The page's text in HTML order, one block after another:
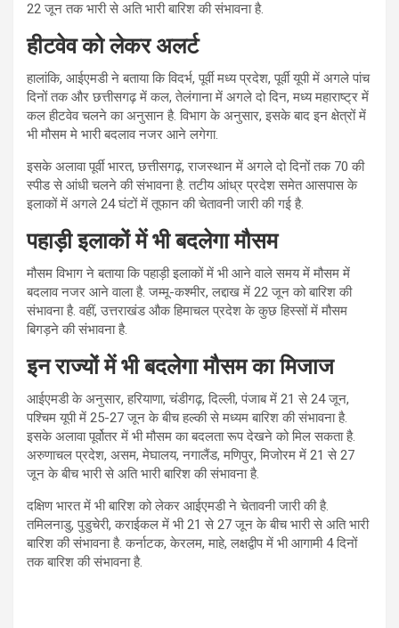
22 जून तक भारी से अति भारी बारिश की संभावना है.
हीटवेव को लेकर अलर्ट
हालांकि, आईएमडी ने बताया कि विदर्भ, पूर्वी मध्य प्रदेश, पूर्वी यूपी में अगले पांच
दिनों तक और छत्तीसगढ़ में कल, तेलंगाना में अगले दो दिन, मध्य महाराष्ट्र में
कल हीटवेव चलने का अनुसान है. विभाग के अनुसार, इसके बाद इन क्षेत्रों में
भी मौसम मे भारी बदलाव नजर आने लगेगा.
इसके अलावा पूर्वी भारत, छत्तीसगढ़, राजस्थान में अगले दो दिनों तक 70 की
स्पीड से आंधी चलने की संभावना है. तटीय आंध्र प्रदेश समेत आसपास के
इलाकों में अगले 24 घंटों में तूफान की चेतावनी जारी की गई है.
पहाड़ी इलाकों में भी बदलेगा मौसम
मौसम विभाग ने बताया कि पहाड़ी इलाकों में भी आने वाले समय में मौसम में
बदलाव नजर आने वाला है. जम्मू-कश्मीर, लद्दाख में 22 जून को बारिश की
संभावना है. वहीं, उत्तराखंड औक हिमाचल प्रदेश के कुछ हिस्सों में मौसम
बिगड़ने की संभावना है.
इन राज्यों में भी बदलेगा मौसम का मिजाज
आईएमडी के अनुसार, हरियाणा, चंडीगढ़, दिल्ली, पंजाब में 21 से 24 जून,
पश्चिम यूपी में 25-27 जून के बीच हल्की से मध्यम बारिश की संभावना है.
इसके अलावा पूर्वोतर में भी मौसम का बदलता रूप देखने को मिल सकता है.
अरुणाचल प्रदेश, असम, मेघालय, नगालैंड, मणिपुर, मिजोरम में 21 से 27
जून के बीच भारी से अति भारी बारिश की संभावना है.
दक्षिण भारत में भी बारिश को लेकर आईएमडी ने चेतावनी जारी की है.
तमिलनाडु, पुडुचेरी, कराईकल में भी 21 से 27 जून के बीच भारी से अति भारी
बारिश की संभावना है. कर्नाटक, केरलम, माहे, लक्षद्वीप में भी आगामी 4 दिनों
तक बारिश की संभावना है.